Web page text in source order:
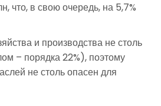
что, в свою очередь, на 5,7%
и производства не столь
– порядка 22%), поэтому
не столь опасен для